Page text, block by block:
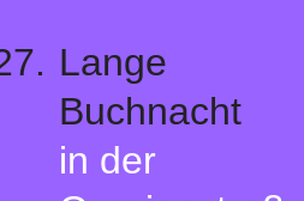
Lange
Buchnacht
in der